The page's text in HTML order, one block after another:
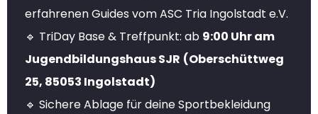
erfahrenen Guides vom ASC Tria Ingolstadt e.V.
🔹 TriDay Base & Treffpunkt: ab 9:00 Uhr am
Jugendbildungshaus SJR (Oberschüttweg
25, 85053 Ingolstadt)
🔹 Sichere Ablage für deine Sportbekleidung